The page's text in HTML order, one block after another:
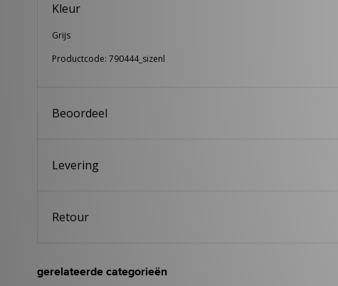
Kleur
Grijs
Productcode: 790444_sizenl
Beoordeel
Levering
Retour
gerelateerde categorieën